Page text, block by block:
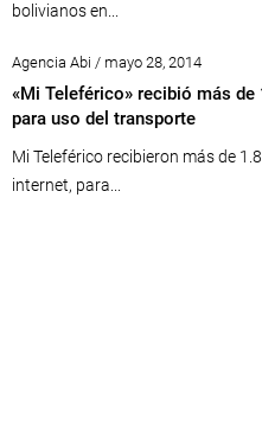
bolivianos en...
Agencia Abi / mayo 28, 2014
«Mi Teleférico» recibió más
para uso del transporte
Mi Teleférico recibieron más de
internet, para...